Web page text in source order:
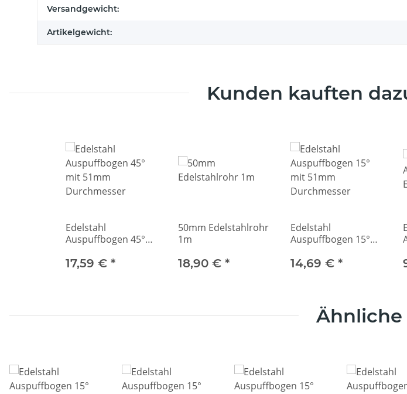
Produkteigenschaft
Wert
Versandgewicht:
Artikelgewicht:
Kunden kauften
Edelstahl
Auspuffbogen 45°
Durchmesser
17,59 € *
50mm Edelstahlrohr
1m
18,90 € *
Edelstahl
Auspuffbogen 15°
Durchmesser
14,69 € *